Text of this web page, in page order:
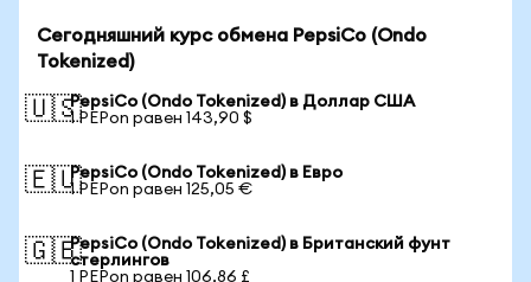
Сегодняшний курс обмена PepsiCo (Ondo
Tokenized)
🇺🇸PepsiCo (Ondo Tokenized) в Доллар США
1 PEPon равен 143,90 $
🇪🇺PepsiCo (Ondo Tokenized) в Евро
1 PEPon равен 125,05 €
🇬🇧PepsiCo (Ondo Tokenized) в Британский фунт
стерлингов
1 PEPon равен 106,86 £